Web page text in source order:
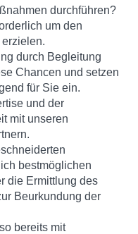
durchführen?
um den
durch Begleitung
Chancen und setzen
für Sie ein.
und der
mit unseren
bestmöglichen
die Ermittlung des
Beurkundung der
bereits mit